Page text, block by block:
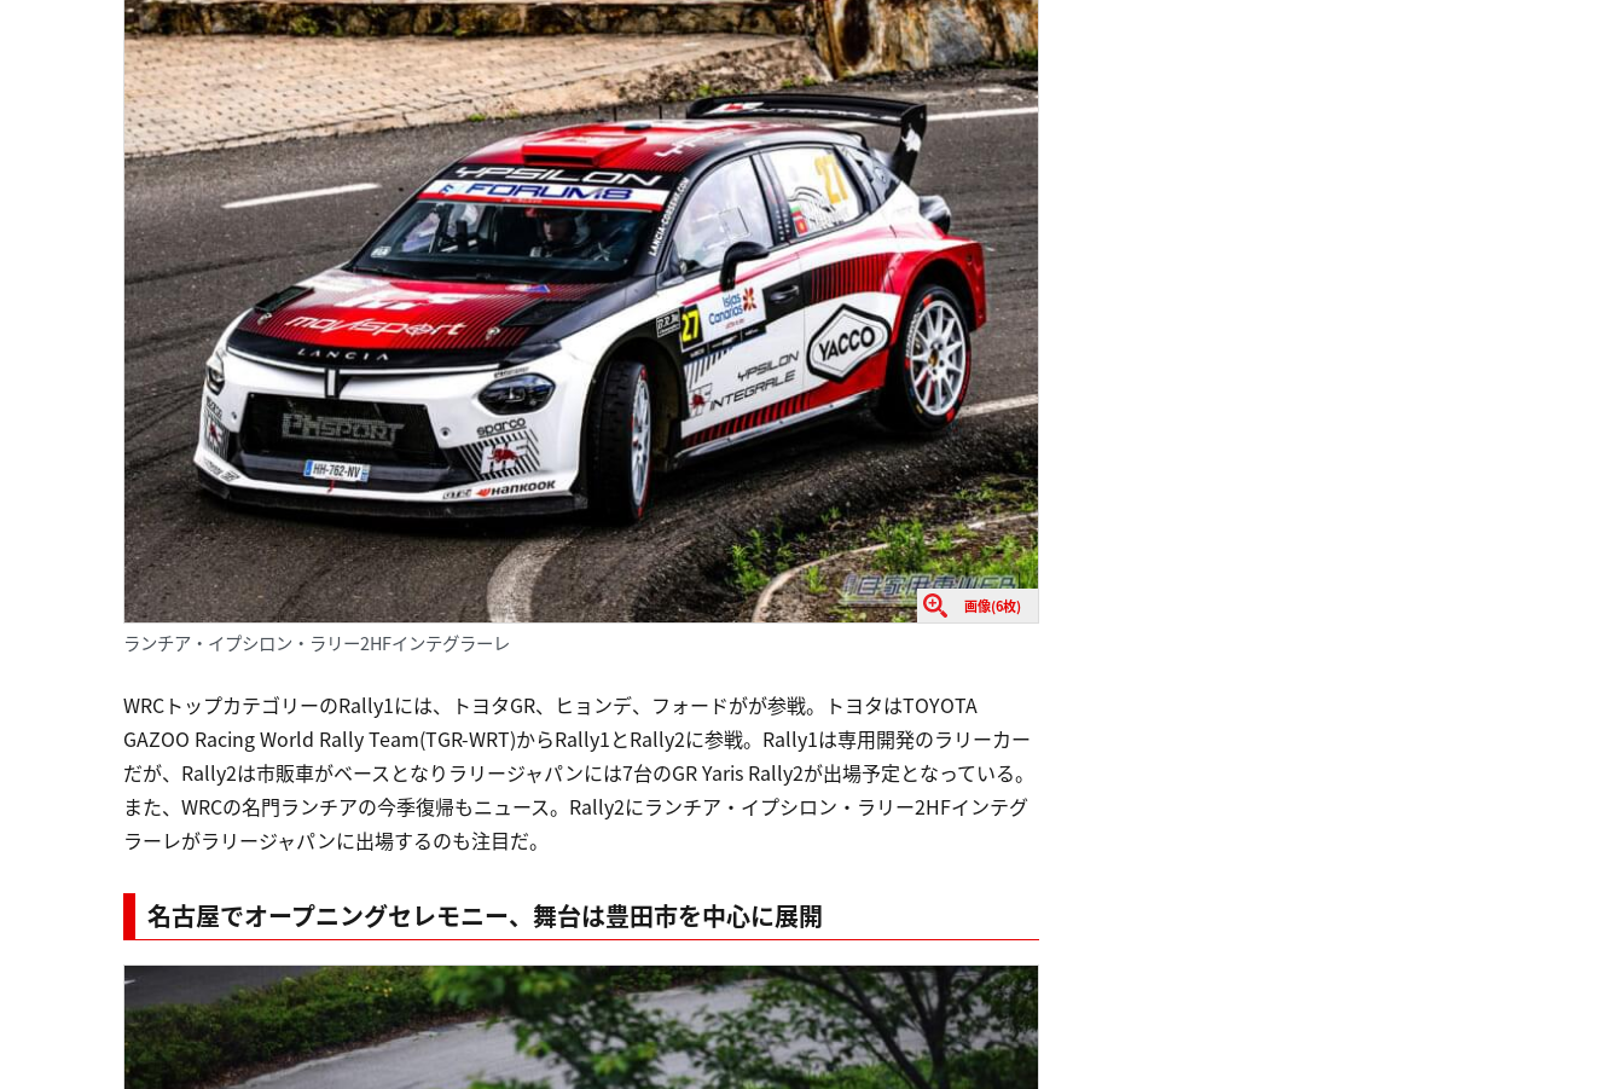
画像(6枚)
ランチア・イプシロン・ラリー2HFインテグラーレ
WRCトップカテゴリーのRally1には、トヨタGR、ヒョンデ、フォードがが参戦。トヨタはTOYOTA
GAZOO Racing World Rally Team(TGR-WRT)からRally1とRally2に参戦。Rally1は専用開発のラリーカー
だが、Rally2は市販車がベースとなりラリージャパンには7台のGR Yaris Rally2が出場予定となっている。
また、WRCの名門ランチアの今季復帰もニュース。Rally2にランチア・イプシロン・ラリー2HFインテグ
ラーレがラリージャパンに出場するのも注目だ。
名古屋でオープニングセレモニー、舞台は豊田市を中心に展開